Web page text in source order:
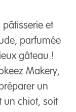
et
parfumée
gâteau !
Makery,
un
un chiot, soit